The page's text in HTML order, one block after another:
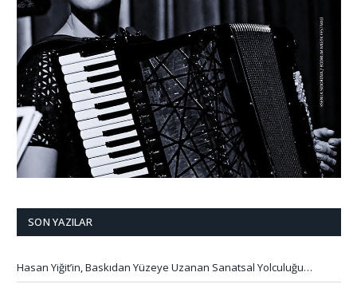
SON YAZILAR
Hasan Yiğit’in, Baskıdan Yüzeye Uzanan Sanatsal Yolculuğu…